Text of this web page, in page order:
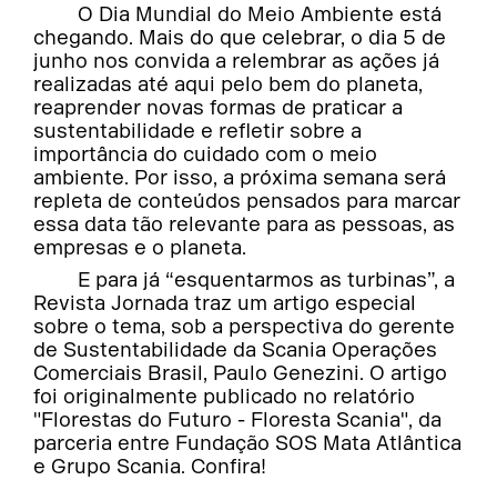
O Dia Mundial do Meio Ambiente está
chegando. Mais do que celebrar, o dia 5 de
junho nos convida a relembrar as ações já
realizadas até aqui pelo bem do planeta,
reaprender novas formas de praticar a
sustentabilidade e refletir sobre a
importância do cuidado com o meio
ambiente. Por isso, a próxima semana será
repleta de conteúdos pensados para marcar
essa data tão relevante para as pessoas, as
empresas e o planeta.
E para já “esquentarmos as turbinas”, a
Revista Jornada traz um artigo especial
sobre o tema, sob a perspectiva do gerente
de Sustentabilidade da Scania Operações
Comerciais Brasil, Paulo Genezini. O artigo
foi originalmente publicado no relatório
"Florestas do Futuro - Floresta Scania", da
parceria entre Fundação SOS Mata Atlântica
e Grupo Scania. Confira!